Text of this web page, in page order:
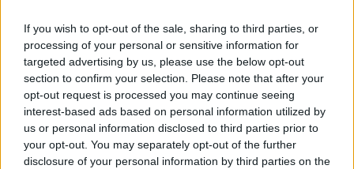
If you wish to opt-out of the sale, sharing to third parties, or
processing of your personal or sensitive information for
targeted advertising by us, please use the below opt-out
section to confirm your selection. Please note that after your
opt-out request is processed you may continue seeing
interest-based ads based on personal information utilized by
us or personal information disclosed to third parties prior to
your opt-out. You may separately opt-out of the further
disclosure of your personal information by third parties on the